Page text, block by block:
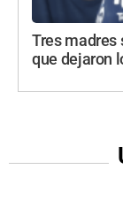
Tres madres
que dejaron